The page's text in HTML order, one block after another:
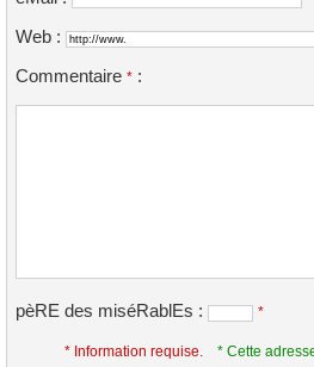
Web :
Commentaire * :
pèRE des miséRablEs : *
* Information requise.
* Cette